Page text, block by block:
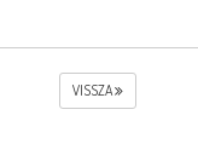
VISSZA